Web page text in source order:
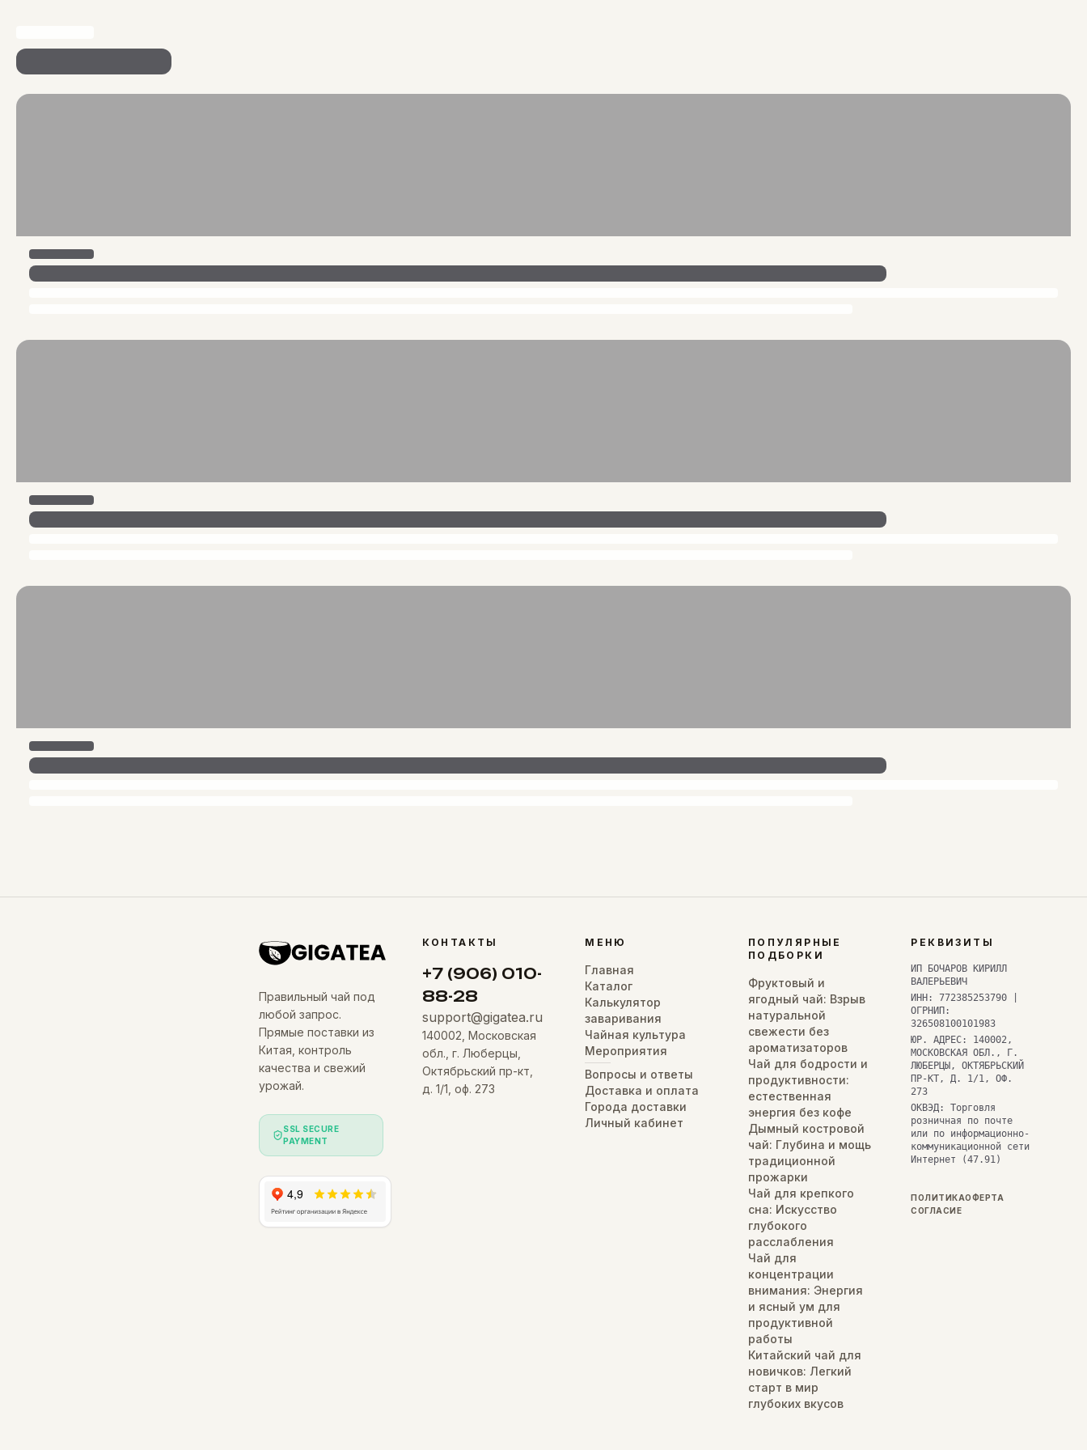
Правильный чай под
любой запрос.
Прямые поставки из
Китая, контроль
качества и свежий
урожай.
SSL SECURE
PAYMENT
КОНТАКТЫ
+7 (906) 010-
88-28
support@gigatea.ru
140002, Московская
обл., г. Люберцы,
Октябрьский пр-кт,
д. 1/1, оф. 273
МЕНЮ
Главная
Каталог
Калькулятор
заваривания
Чайная культура
Мероприятия
Вопросы и ответы
Доставка и оплата
Города доставки
Личный кабинет
ПОПУЛЯРНЫЕ
ПОДБОРКИ
Фруктовый и
ягодный чай: Взрыв
натуральной
свежести без
ароматизаторов
Чай для бодрости и
продуктивности:
естественная
энергия без кофе
Дымный костровой
чай: Глубина и мощь
традиционной
прожарки
Чай для крепкого
сна: Искусство
глубокого
расслабления
Чай для
концентрации
внимания: Энергия
и ясный ум для
продуктивной
работы
Китайский чай для
новичков: Легкий
старт в мир
глубоких вкусов
РЕКВИЗИТЫ
ИП БОЧАРОВ КИРИЛЛ
ВАЛЕРЬЕВИЧ
ИНН: 772385253790 |
ОГРНИП:
326508100101983
ЮР. АДРЕС: 140002,
МОСКОВСКАЯ ОБЛ., Г.
ЛЮБЕРЦЫ, ОКТЯБРЬСКИЙ
ПР-КТ, Д. 1/1, ОФ.
273
ОКВЭД: Торговля
розничная по почте
или по информационно-
коммуникационной сети
Интернет (47.91)
ПОЛИТИКАОФЕРТА
СОГЛАСИЕ